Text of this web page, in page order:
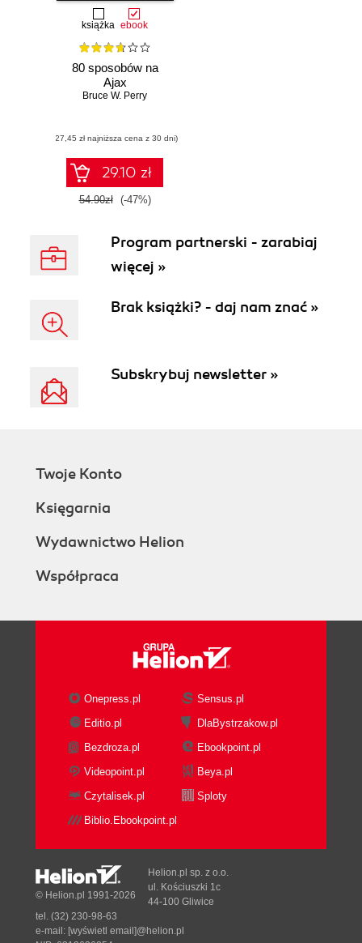
książka ebook
80 sposobów na
Ajax
Bruce W. Perry
(27,45 zł najniższa cena z 30 dni)
29.10 zł
54.90zł (-47%)
Program partnerski - zarabiaj
więcej »
Brak książki? - daj nam znać »
Subskrybuj newsletter »
Twoje Konto
Księgarnia
Wydawnictwo Helion
Współpraca
Onepress.pl
Sensus.pl
Editio.pl
DlaBystrzakow.pl
Bezdroza.pl
Ebookpoint.pl
Videopoint.pl
Beya.pl
Czytalisek.pl
Sploty
Biblio.Ebookpoint.pl
© Helion.pl 1991-2026
Helion.pl sp. z o.o.
ul. Kościuszki 1c
44-100 Gliwice
tel. (32) 230-98-63
e-mail: [wyświetl email]@helion.pl